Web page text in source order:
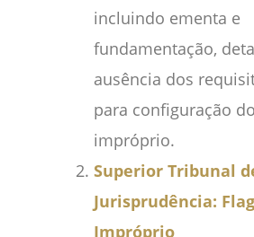
incluindo ementa e
fundamentação,
ausência dos
para configuração
impróprio.
Superior Tribunal
Jurisprudência:
Impróprio